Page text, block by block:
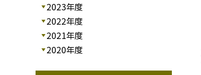
2023年度
2022年度
2021年度
2020年度